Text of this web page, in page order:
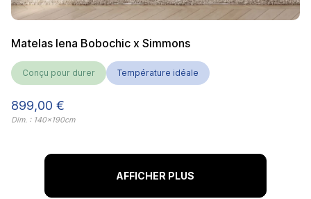
Matelas Iena Bobochic x Simmons
Conçu pour durer Température idéale
Prix
899,00 €
Dim. : 140x190cm
AFFICHER PLUS